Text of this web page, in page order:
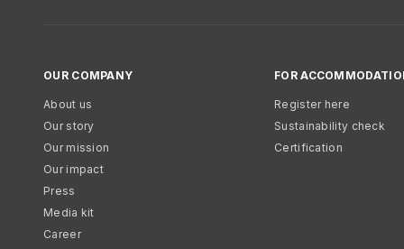
OUR COMPANY
About us
Our story
Our mission
Our impact
Press
Media kit
Career
FOR
Register here
Sustainability check
Certification